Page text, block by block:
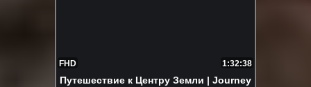
FHD 1:32:38
Путешествие к Центру Земли | Journey